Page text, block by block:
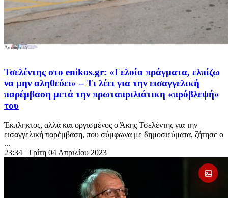
Τσελέντης στο enikos.gr: «Γελοία πράγματα, ελπίζω
να μην αληθεύει» – Τι λέει για την εισαγγελική
παρέμβαση μετά την πρωταπριλιάτικη «πρόβλεψή»
του
Έκπληκτος, αλλά και οργισμένος ο Άκης Τσελέντης για την
εισαγγελική παρέμβαση, που σύμφωνα με δημοσιεύματα, ζήτησε ο
...
23:34 | Τρίτη 04 Απριλίου 2023